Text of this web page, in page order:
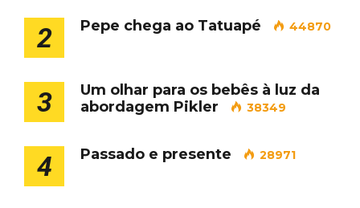
2 Pepe chega ao Tatuapé 44870
3
Um olhar para os bebês à luz da
abordagem Pikler
38349
4 Passado e presente 28971